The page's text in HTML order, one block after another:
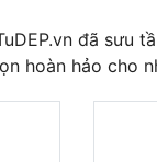
đã sưu
hoàn hảo cho